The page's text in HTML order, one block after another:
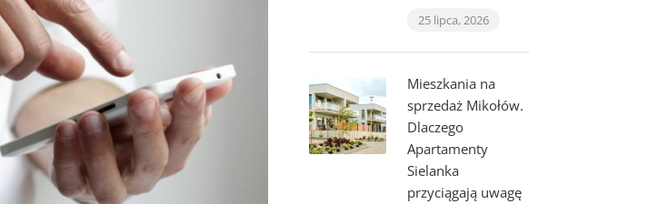
25 lipca, 2026
Mieszkania na
sprzedaż Mikołów.
Dlaczego
Apartamenty
Sielanka
przyciągają uwagę